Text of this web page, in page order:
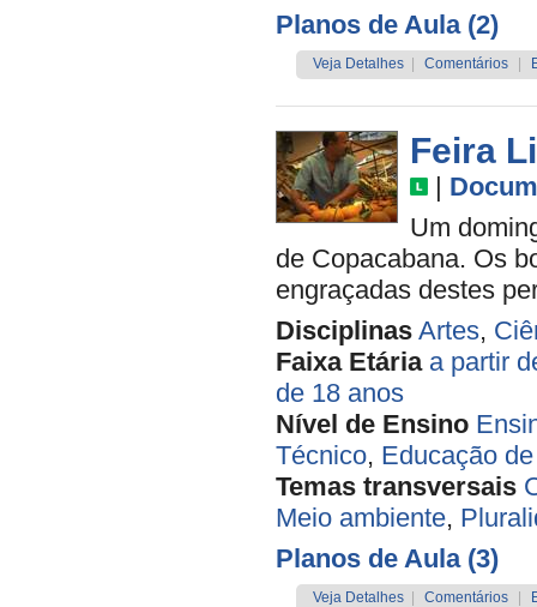
Planos de Aula (2)
Veja Detalhes Comentários
Feira
|
Um
de Copacabana. Os
engraçadas destes
Disciplinas Artes,
Faixa Etária a partir
de 18 anos
Nível de Ensino
Técnico, Educação
Temas transversais
Meio ambiente,
Planos de Aula (3)
Veja Detalhes Comentários